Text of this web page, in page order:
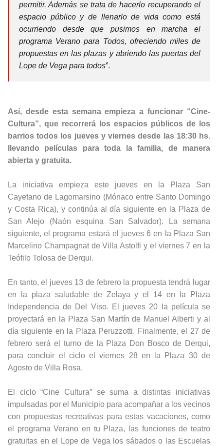
permitir. Además se trata de hacerlo recuperando el
espacio público y de llenarlo de vida como está
ocurriendo desde que pusimos en marcha el
programa Verano para Todos, ofreciendo miles de
propuestas en las plazas y abriendo las puertas del
Lope de Vega para todos”.
Así, desde esta semana empieza a funcionar “Cine-
Cultura”, que recorrerá los espacios públicos de los
barrios todos los jueves y viernes desde las 18:30 hs.
llevando películas para toda la familia, de manera
abierta y gratuita.
La iniciativa empieza este jueves en la Plaza San
Cayetano de Lagomarsino (Mónaco entre Santo Domingo
y Costa Rica), y continúa al día siguiente en la Plaza de
San Alejo (Naón esquina San Salvador). La semana
siguiente, el programa estará el jueves 6 en la Plaza San
Marcelino Champagnat de Villa Astolfi y el viernes 7 en la
Teófilo Tolosa de Derqui.
En tanto, el jueves 13 de febrero la propuesta tendrá lugar
en la plaza saludable de Zelaya y el 14 en la Plaza
Independencia de Del Viso. El jueves 20 la película se
proyectará en la Plaza San Martín de Manuel Alberti y al
día siguiente en la Plaza Peruzzotti. Finalmente, el 27 de
febrero será el turno de la Plaza Don Bosco de Derqui,
para concluir el ciclo el viernes 28 en la Plaza 30 de
Agosto de Villa Rosa.
El ciclo “Cine Cultura” se suma a distintas iniciativas
impulsadas por el Municipio para acompañar a los vecinos
con propuestas recreativas para estas vacaciones, como
el programa Verano en tu Plaza, las funciones de teatro
gratuitas en el Lope de Vega los sábados o las Escuelas